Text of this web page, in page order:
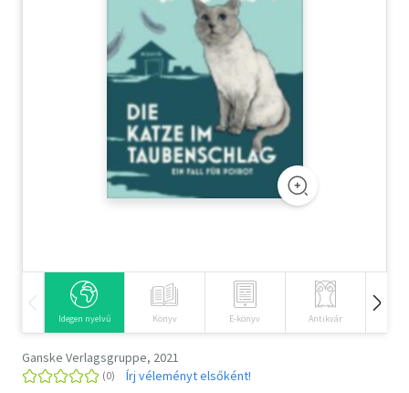
Szótár, nyelvkönyv
Tankönyv, segédkönyv
Társadalomtudomány
Természettudomány
Vallás
Idegen nyelvű Könyv E-könyv Antikvár
Ganske Verlagsgruppe, 2021
Írj véleményt elsőként!